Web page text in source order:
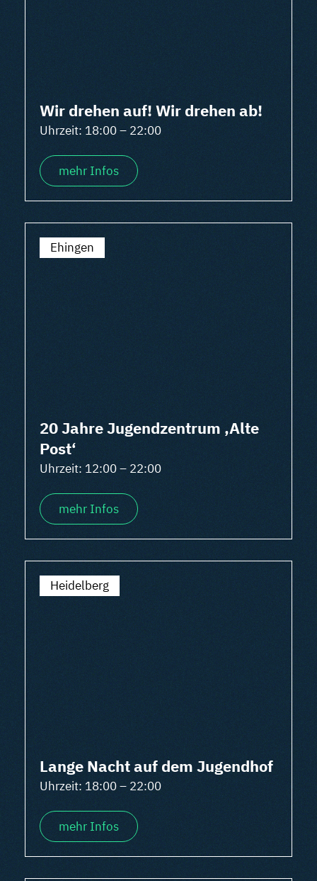
Wir drehen auf! Wir drehen ab!
Uhrzeit: 18:00 – 22:00
mehr Infos
Ehingen
20 Jahre Jugendzentrum ‚Alte
Post‘
Uhrzeit: 12:00 – 22:00
mehr Infos
Heidelberg
Lange Nacht auf dem Jugendhof
Uhrzeit: 18:00 – 22:00
mehr Infos